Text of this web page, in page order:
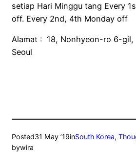
setiap Hari Minggu tang Every
off. Every 2nd, 4th Monday off
Alamat : 18, Nonhyeon-ro 6-gil,
Seoul
Posted31 May ’19inSouth Korea,
bywira